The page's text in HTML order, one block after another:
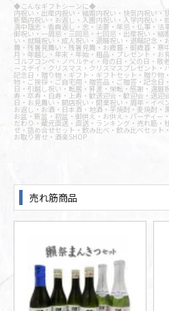
◆こんなギフトシーンに◆
内祝い・出産内祝い・結婚内祝い・快気内祝い・
新築内祝い・お返し・入園内祝い・入学内祝い・
満中陰志・香典返し・志・法要・年忌・仏事・法
御祝い・一周忌・三回忌・七回忌・出産祝い・結
い・就職祝い・成人祝い・退職祝い・退職記念・
舞・残暑見舞い・残暑見舞・お歳暮・御歳暮・寒
月・年越し・年末・年始・粗品・プレゼント・お
ゴルフコンペ・ノベルティ・母の日・父の日・敬
ースデイ・クリスマス・クリスマスプレゼント・
記念日・贈り物・ギフト・ギフトセット・贈り物
物・ご挨拶・ご自宅用・贈答品・ご贈答・記念日
日・引越し祝い・転居・昇進・栄転・感謝・還暦
寿・卒寿・白寿・上寿・歓送迎会・歓迎会・送迎
日・お見舞い・開店祝い・開業祝い・周年・イベ
お返し・お酒・日本酒・地酒・芋焼酎・麦焼酎・
お盆・新盆・初盆・御供え・お供え・パーティー
だわり・蔵元直送・直送・ランキング・売れ筋・
せ・詰め合せセット・飲み比べ・飲み比べセット
お取り寄せ・酒楽SHOP
売れ筋商品